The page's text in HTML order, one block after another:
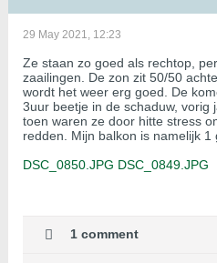
29 May 2021, 12:23
Ze staan zo goed als rechtop,
zaailingen. De zon zit 50/50
wordt het weer erg goed. De
3uur beetje in de schaduw, vorig
toen waren ze door hitte stress
redden. Mijn balkon is namelijk 1
DSC_0850.JPG DSC_0849.JPG
1 comment